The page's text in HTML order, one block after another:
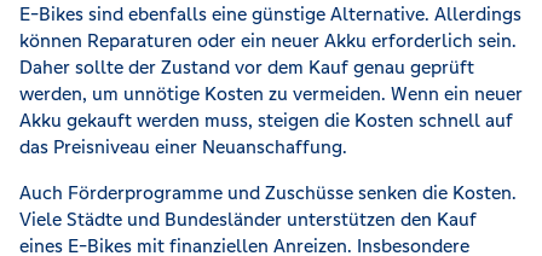
E-Bikes sind ebenfalls eine günstige Alternative. Allerdings
können Reparaturen oder ein neuer Akku erforderlich sein.
Daher sollte der Zustand vor dem Kauf genau geprüft
werden, um unnötige Kosten zu vermeiden. Wenn ein neuer
Akku gekauft werden muss, steigen die Kosten schnell auf
das Preisniveau einer Neuanschaffung.
Auch Förderprogramme und Zuschüsse senken die Kosten.
Viele Städte und Bundesländer unterstützen den Kauf
eines E-Bikes mit finanziellen Anreizen. Insbesondere